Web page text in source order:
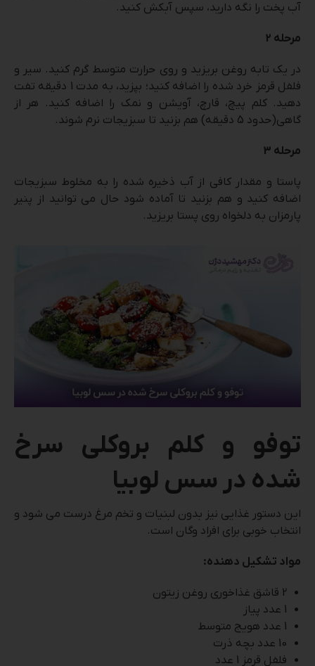
آب پخت را نگه دارید، سپس آبکش کنید.
مرحله 2
در یک تابه روغن بریزید و روی حرارت متوسط ​​گرم کنید. سیر و
فلفل قرمز خرد شده را اضافه کنید؛ بپزید، به مدت 1 دقیقه تفت
دهید. کلم پیچ، قارچ، آویشن و نمک را اضافه کنید. هر از
گاهی(حدود 5 دقیقه) هم بزنید تا سبزیجات نرم شوند.
مرحله 3
پاستا و مقدار کافی از آب ذخیره شده را به مخلوط سبزیجات
اضافه کنید و هم بزنید تا آماده شود حال می توانید از پنیر
پارمزان به دلخواه روی پستا بریزید.
توفو و کلم بروکلی سرخ
شده در سس لوبیا
این دستور غذایی نیز بدون لبنیات و تخم مرغ درست می شود و
انتخاب خوبی برای افراد وگان است.
مواد تشکیل دهنده:
2 قاشق غذاخوری روغن زیتون
1 عدد پیاز
1 عدد هویج متوسط
10 عدد بچه ذرت
فلفل قرمز 1 عدد